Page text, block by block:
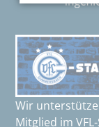
Wir
Mitglied im